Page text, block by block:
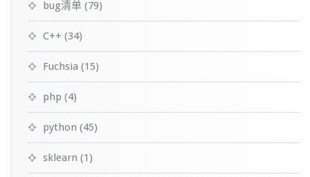
bug清单 (79)
C++ (34)
Fuchsia (15)
php (4)
python (45)
sklearn (1)